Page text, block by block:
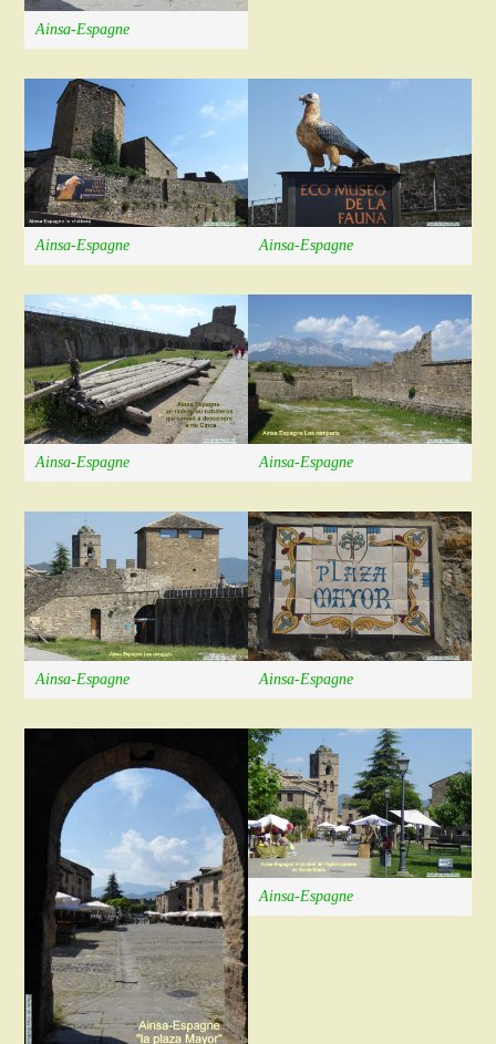
Ainsa-Espagne
Ainsa-Espagne Ainsa-Espagne
Ainsa-Espagne Ainsa-Espagne
Ainsa-Espagne Ainsa-Espagne
Ainsa-Espagne